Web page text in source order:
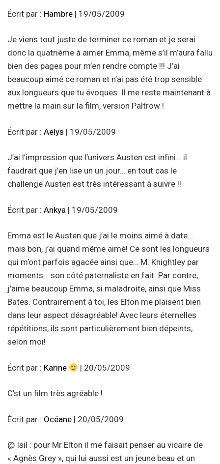
Écrit par : Hambre | 19/05/2009
Je viens tout juste de terminer ce roman et je serai
donc la quatrième à aimer Emma, même s’il m’aura fallu
bien des pages pour m’en rendre compte !!! J’ai
beaucoup aimé ce roman et n’ai pas été trop sensible
aux longueurs que tu évoques. Il me reste maintenant à
mettre la main sur la film, version Paltrow !
Écrit par : Aelys | 19/05/2009
J’ai l’impression que l’univers Austen est infini… il
faudrait que j’en lise un un jour… en tout cas le
challenge Austen est très intéressant à suivre !!
Écrit par : Ankya | 19/05/2009
Emma est le Austen que j’ai le moins aimé à date…
mais bon, j’ai quand même aimé! Ce sont les longueurs
qui m’ont parfois agacée ainsi que… M. Knightley par
moments… son côté paternaliste en fait. Par contre,
j’aime beaucoup Emma, si maladroite, ainsi que Miss
Bates. Contrairement à toi, les Elton me plaisent bien
dans leur aspect désagréable! Avec leurs éternelles
répétitions, ils sont particulièrement bien dépeints,
selon moi!
Écrit par : Karine | 20/05/2009
C’st un film très agréable !
Écrit par : Océane | 20/05/2009
@ Isil : pour Mr Elton il me faisait penser au vicaire de
« Agnès Grey », qui lui aussi est un jeune beau et un